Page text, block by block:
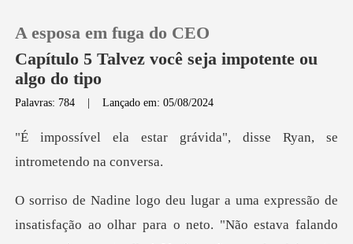
Loja
Histórico
A esposa em fuga do CEO
Capítulo 5 Talvez você seja impotente ou
algo do tipo
Palavras: 784 |Lançado em: 05/08/2024
rávida", disse Ryan, se
i
neto. "Não estava falando